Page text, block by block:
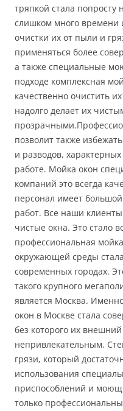
тряпкой стала
слишком много времени
очистки их от пыли и
применяться более
а также специальные
подходе комплексная
качественно очистить
надолго делает их
позволит также
и разводов,
работе. Мойка окон
компаний это всегда
персонал имеет
работ. Все наши
чистые окна. Это стало
профессиональная
окружающей среды
современных городах.
такого крупного
является Москва.
окон в Москве стала
без которого их
непривлекательным.
грязи, который
использования
приспособлений и
только